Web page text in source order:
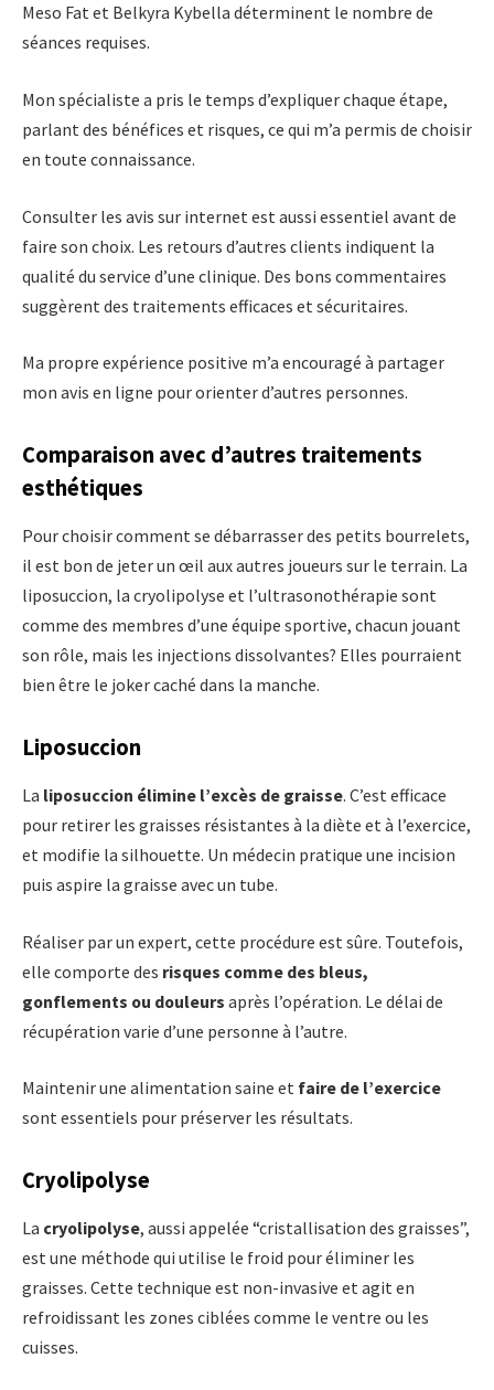
Meso Fat et Belkyra Kybella déterminent le nombre de
séances requises.
Mon spécialiste a pris le temps d’expliquer chaque étape,
parlant des bénéfices et risques, ce qui m’a permis de choisir
en toute connaissance.
Consulter les avis sur internet est aussi essentiel avant de
faire son choix. Les retours d’autres clients indiquent la
qualité du service d’une clinique. Des bons commentaires
suggèrent des traitements efficaces et sécuritaires.
Ma propre expérience positive m’a encouragé à partager
mon avis en ligne pour orienter d’autres personnes.
Comparaison avec d’autres traitements
esthétiques
Pour choisir comment se débarrasser des petits bourrelets,
il est bon de jeter un œil aux autres joueurs sur le terrain. La
liposuccion, la cryolipolyse et l’ultrasonothérapie sont
comme des membres d’une équipe sportive, chacun jouant
son rôle, mais les injections dissolvantes? Elles pourraient
bien être le joker caché dans la manche.
Liposuccion
La liposuccion élimine l’excès de graisse. C’est efficace
pour retirer les graisses résistantes à la diète et à l’exercice,
et modifie la silhouette. Un médecin pratique une incision
puis aspire la graisse avec un tube.
Réaliser par un expert, cette procédure est sûre. Toutefois,
elle comporte des risques comme des bleus,
gonflements ou douleurs après l’opération. Le délai de
récupération varie d’une personne à l’autre.
Maintenir une alimentation saine et faire de l’exercice
sont essentiels pour préserver les résultats.
Cryolipolyse
La cryolipolyse, aussi appelée “cristallisation des graisses”,
est une méthode qui utilise le froid pour éliminer les
graisses. Cette technique est non-invasive et agit en
refroidissant les zones ciblées comme le ventre ou les
cuisses.